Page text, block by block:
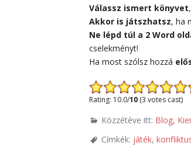
Válassz ismert könyvet
Akkor is játszhatsz, ha
Ne lépd túl a 2 Word
cselekményt!
Ha most szólsz hozzá
Rating: 10.0/10 (3 votes cast)
Közzétéve itt: Blog,
Címkék: játék,